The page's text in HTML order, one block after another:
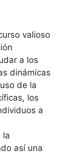
valioso
a los
dinámicas
de la
los
a
la
así una